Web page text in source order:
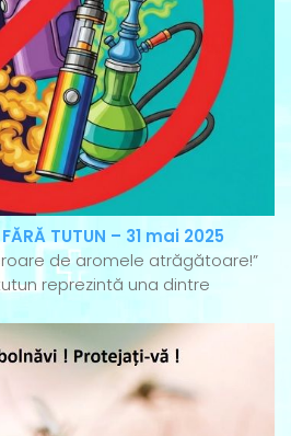
TUTUN – 31 mai 2025
de aromele atrăgătoare!”
reprezintă una dintre